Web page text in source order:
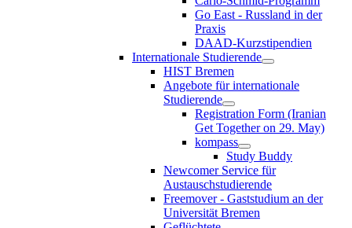
Go East - Russland in der
Praxis
DAAD-Kurzstipendien
Internationale Studierende
HIST Bremen
Angebote für internationale
Studierende
Registration Form (Iranian
Get Together on 29. May)
kompass
Study Buddy
Newcomer Service für
Austauschstudierende
Freemover - Gaststudium an der
Universität Bremen